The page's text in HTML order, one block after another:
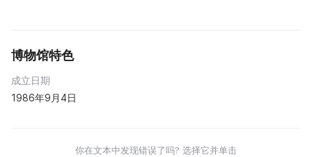
博物馆特色
成立日期
1986年9月4日
你在文本中发现错误了吗? 选择它并单击